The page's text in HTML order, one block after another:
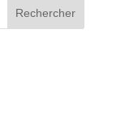
Rechercher